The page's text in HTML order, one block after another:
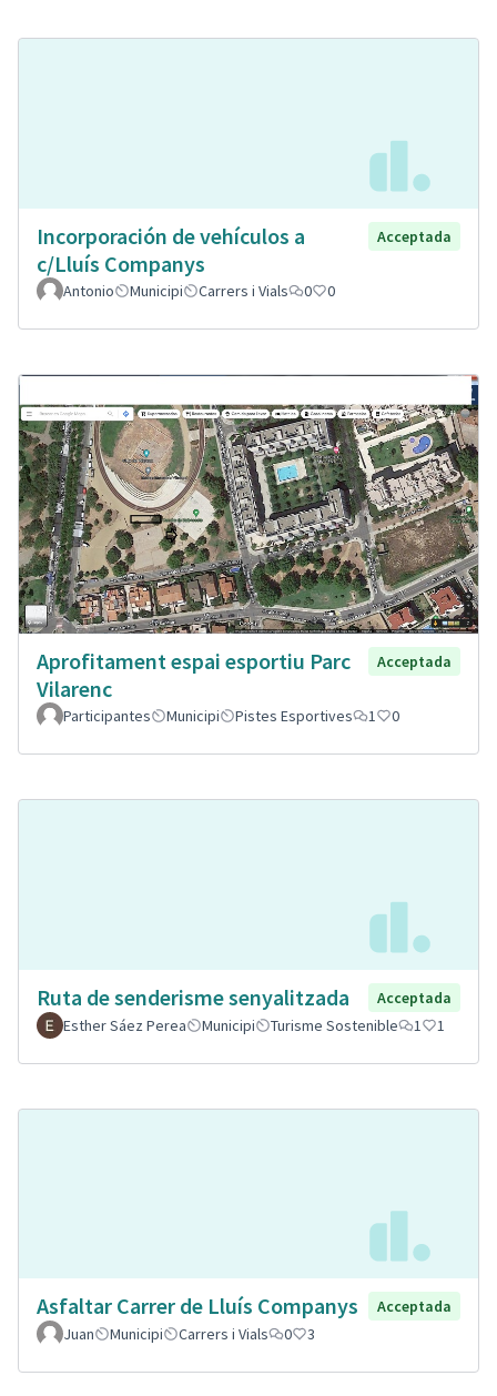
Incorporación de vehículos a
c/Lluís Companys
Acceptada
Antonio Municipi Carrers i Vials 0 0
Aprofitament espai esportiu Parc
Vilarenc
Acceptada
Participantes Municipi Pistes Esportives 1 0
Ruta de senderisme senyalitzada
Acceptada
Esther Sáez Perea
Municipi Turisme Sostenible 1 1
Asfaltar Carrer de Lluís Companys
Acceptada
Juan
Municipi Carrers i Vials 0 3